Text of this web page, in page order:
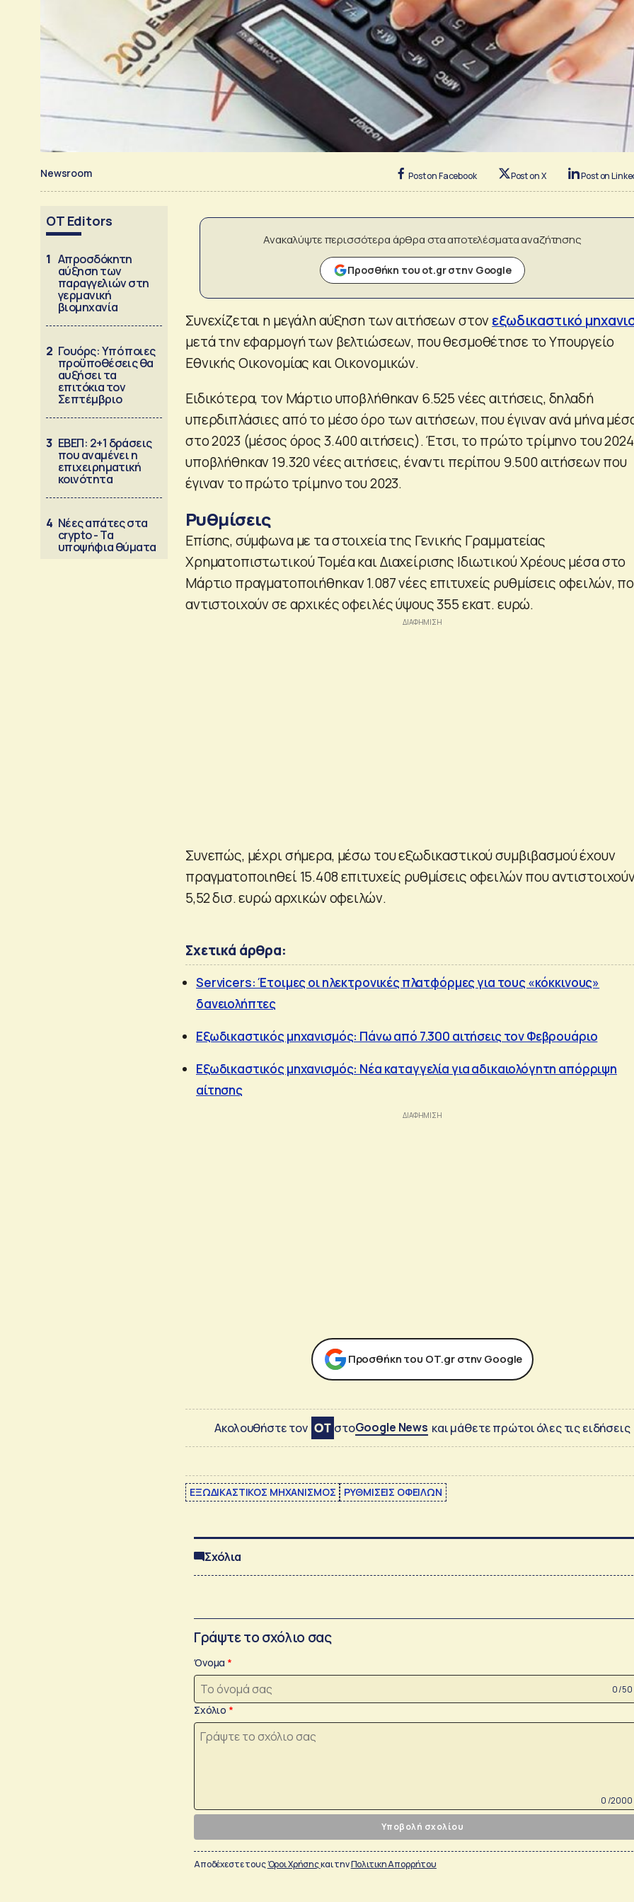
Newsroom Post on Facebook Post on X Post on
OT Editors
1 Απροσδόκητη
αύξηση των
παραγγελιών στη
γερμανική
βιομηχανία
2 Γουόρς: Υπό ποιες
προϋποθέσεις θα
αυξήσει τα
επιτόκια τον
Σεπτέμβριο
3 ΕΒΕΠ: 2+1 δράσεις
που αναμένει η
επιχειρηματική
κοινότητα
4 Νέες απάτες στα
crypto - Τα
υποψήφια θύματα
Ανακαλύψτε περισσότερα άρθρα στα αποτελέσματα αναζήτησης
Προσθήκη του ot.gr στην Google
Συνεχίζεται η μεγάλη αύξηση των αιτήσεων στον εξωδικαστικό
μετά την εφαρμογή των βελτιώσεων, που θεσμοθέτησε το Υπουργείο
Εθνικής Οικονομίας και Οικονομικών.
Ειδικότερα, τον Μάρτιο υποβλήθηκαν 6.525 νέες αιτήσεις, δηλαδή
υπερδιπλάσιες από το μέσο όρο των αιτήσεων, που έγιναν ανά μήνα
στο 2023 (μέσος όρος 3.400 αιτήσεις). Έτσι, το πρώτο τρίμηνο του 2024
υποβλήθηκαν 19.320 νέες αιτήσεις, έναντι περίπου 9.500 αιτήσεων που
έγιναν το πρώτο τρίμηνο του 2023.
Ρυθμίσεις
Επίσης, σύμφωνα με τα στοιχεία της Γενικής Γραμματείας
Χρηματοπιστωτικού Τομέα και Διαχείρισης Ιδιωτικού Χρέους μέσα στο
Μάρτιο πραγματοποιήθηκαν 1.087 νέες επιτυχείς ρυθμίσεις οφειλών,
αντιστοιχούν σε αρχικές οφειλές ύψους 355 εκατ. ευρώ.
Συνεπώς, μέχρι σήμερα, μέσω του εξωδικαστικού συμβιβασμού έχουν
πραγματοποιηθεί 15.408 επιτυχείς ρυθμίσεις οφειλών που
5,52 δισ. ευρώ αρχικών οφειλών.
Σχετικά άρθρα:
Servicers: Έτοιμες οι ηλεκτρονικές πλατφόρμες για τους «κόκκινους»
δανειολήπτες
Εξωδικαστικός μηχανισμός: Πάνω από 7.300 αιτήσεις τον Φεβρουάριο
Εξωδικαστικός μηχανισμός: Νέα καταγγελία για αδικαιολόγητη απόρριψη
αίτησης
Προσθήκη του ΟΤ.gr στην Google
Ακολουθήστε τον στοGoogle News και μάθετε πρώτοι όλες τις ειδήσεις
ΕΞΩΔΙΚΑΣΤΙΚΟΣ ΜΗΧΑΝΙΣΜΟΣ ΡΥΘΜΙΣΕΙΣ ΟΦΕΙΛΩΝ
Σχόλια
Γράψτε το σχόλιο σας
Όνομα
0 /50
Σχόλιο
0 /2000
Υποβολή σχολίου
Αποδέχεστε τουςΌροι Χρήσηςκαι τηνΠολιτικη Απορρήτου